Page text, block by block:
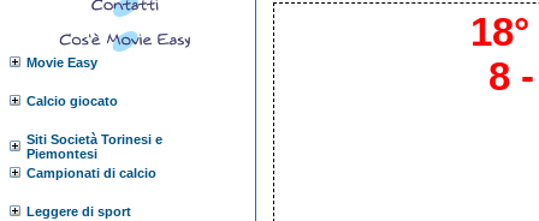
Movie Easy
Calcio giocato
Siti Società Torinesi e
Piemontesi
Campionati di calcio
Leggere di sport
8